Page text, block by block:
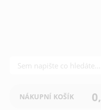
NÁKUPNÍ KOŠÍK